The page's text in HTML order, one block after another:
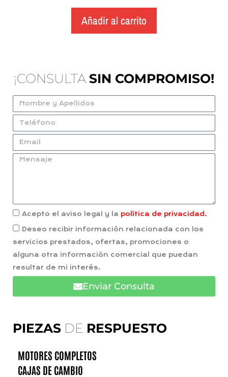
Añadir al carrito
PIEZAS DE RESPUESTO
MOTORES COMPLETOS
CAJAS DE CAMBIO
¡CONSULTA SIN COMPROMISO!
Acepto el aviso legal y la política de privacidad.
Deseo recibir información relacionada con los
servicios prestados, ofertas, promociones o
alguna otra información comercial que puedan
resultar de mi interés.
Enviar Consulta